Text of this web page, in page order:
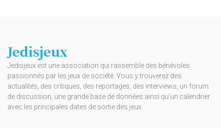
Jedisjeux
Jedisjeux est une association qui rassemble des bénévoles
passionnés par les jeux de société. Vous y trouverez des
actualités, des critiques, des reportages, des interviews, un forum
de discussion, une grande base de données ainsi qu’un calendrier
avec les principales dates de sortie des jeux.